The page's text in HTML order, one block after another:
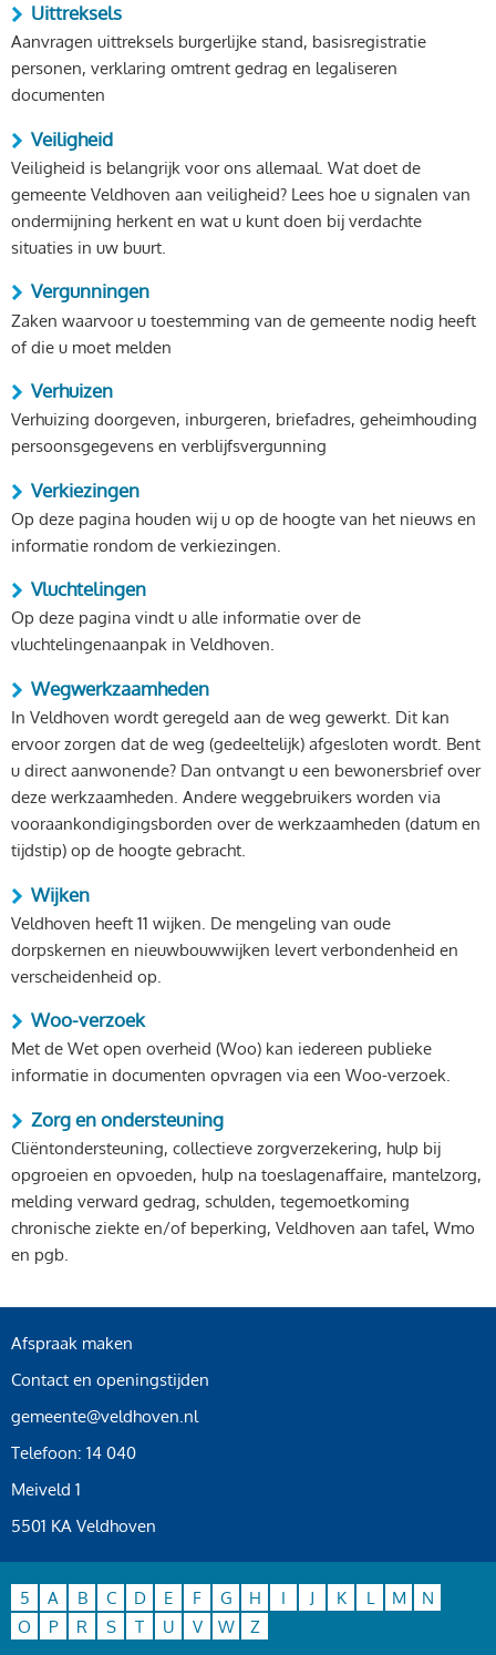
Uittreksels
Aanvragen uittreksels burgerlijke stand, basisregistratie
personen, verklaring omtrent gedrag en legaliseren
documenten
Veiligheid
Veiligheid is belangrijk voor ons allemaal. Wat doet de
gemeente Veldhoven aan veiligheid? Lees hoe u signalen van
ondermijning herkent en wat u kunt doen bij verdachte
situaties in uw buurt.
Vergunningen
Zaken waarvoor u toestemming van de gemeente nodig heeft
of die u moet melden
Verhuizen
Verhuizing doorgeven, inburgeren, briefadres, geheimhouding
persoonsgegevens en verblijfsvergunning
Verkiezingen
Op deze pagina houden wij u op de hoogte van het nieuws en
informatie rondom de verkiezingen.
Vluchtelingen
Op deze pagina vindt u alle informatie over de
vluchtelingenaanpak in Veldhoven.
Wegwerkzaamheden
In Veldhoven wordt geregeld aan de weg gewerkt. Dit kan
ervoor zorgen dat de weg (gedeeltelijk) afgesloten wordt. Bent
u direct aanwonende? Dan ontvangt u een bewonersbrief over
deze werkzaamheden. Andere weggebruikers worden via
vooraankondigingsborden over de werkzaamheden (datum en
tijdstip) op de hoogte gebracht.
Wijken
Veldhoven heeft 11 wijken. De mengeling van oude
dorpskernen en nieuwbouwwijken levert verbondenheid en
verscheidenheid op.
Woo-verzoek
Met de Wet open overheid (Woo) kan iedereen publieke
informatie in documenten opvragen via een Woo-verzoek.
Zorg en ondersteuning
Cliëntondersteuning, collectieve zorgverzekering, hulp bij
opgroeien en opvoeden, hulp na toeslagenaffaire, mantelzorg,
melding verward gedrag, schulden, tegemoetkoming
chronische ziekte en/of beperking, Veldhoven aan tafel, Wmo
en pgb.
Afspraak maken
Contact en openingstijden
gemeente@veldhoven.nl
Telefoon: 14 040
Meiveld 1
5501 KA Veldhoven
5 A B C D E F G H I J K L M
N
O
P R S T U V W Z